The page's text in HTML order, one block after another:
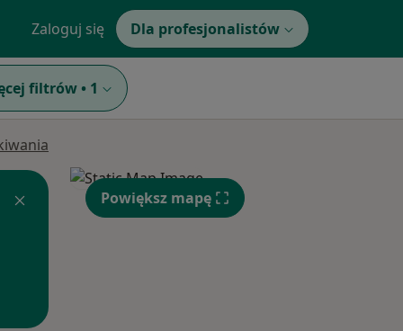
Zaloguj się Dla profesjonalistów
filtrów • 1
Powiększ mapę